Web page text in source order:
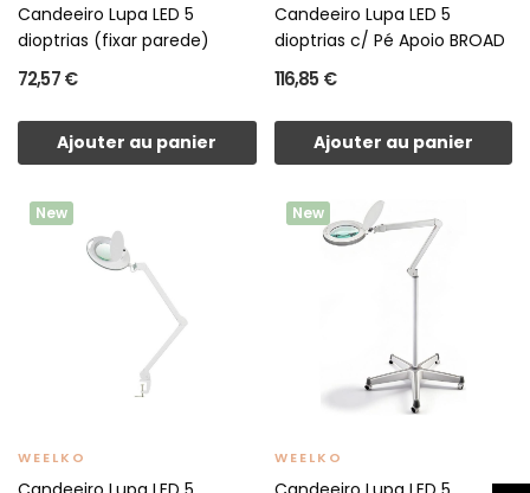
Candeeiro Lupa LED 5
dioptrias (fixar parede)
72,57 €
Ajouter au panier
Candeeiro Lupa LED 5
dioptrias c/ Pé Apoio BROAD
116,85 €
Ajouter au panier
New
WEELKO
New
WEELKO